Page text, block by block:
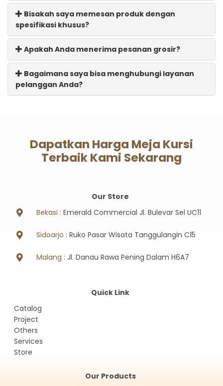
Bisakah saya memesan produk dengan
spesifikasi khusus?
Apakah Anda menerima pesanan grosir?
Bagaimana saya bisa menghubungi layanan
pelanggan Anda?
Dapatkan Harga Meja Kursi
Terbaik Kami Sekarang
Our Store
Bekasi : Emerald Commercial Jl. Bulevar Sel UC11
Sidoarjo : Ruko Pasar Wisata Tanggulangin C15
Malang : Jl. Danau Rawa Pening Dalam H6A7
Quick Link
Catalog
Project
Others
Services
Store
Our Products